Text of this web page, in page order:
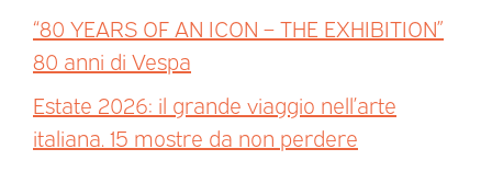
“80 YEARS OF AN ICON – THE EXHIBITION”
80 anni di Vespa
Estate 2026: il grande viaggio nell’arte
italiana. 15 mostre da non perdere